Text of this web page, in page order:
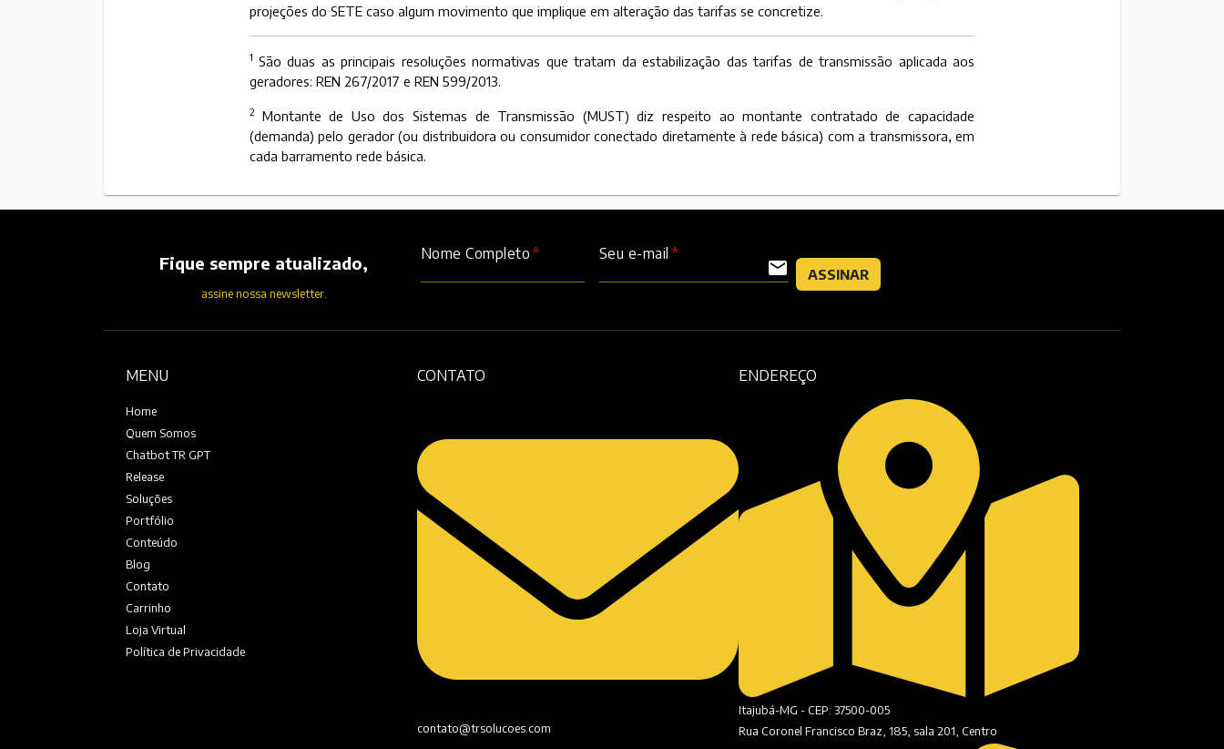
projeções do SETE caso algum movimento que implique em alteração das tarifas se concretize.
1 São duas as principais resoluções normativas que tratam da estabilização das tarifas de transmissão aplicada aos
geradores: REN 267/2017 e REN 599/2013.
2 Montante de Uso dos Sistemas de Transmissão (MUST) diz respeito ao montante contratado de capacidade
(demanda) pelo gerador (ou distribuidora ou consumidor conectado diretamente à rede básica) com a transmissora, em
cada barramento rede básica.
Fique sempre atualizado,
assine nossa newsletter.
Nome Completo Seu e-mail
mail ASSINAR
MENU
Home
Quem Somos
Chatbot TR GPT
Release
Soluções
Portfólio
Conteúdo
Blog
Contato
Carrinho
Loja Virtual
Política de Privacidade
CONTATO
contato@trsolucoes.com
ENDEREÇO
Itajubá-MG - CEP: 37500-005
Rua Coronel Francisco Braz, 185, sala 201, Centro